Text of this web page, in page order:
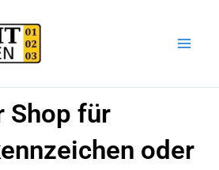
Shop für
oder